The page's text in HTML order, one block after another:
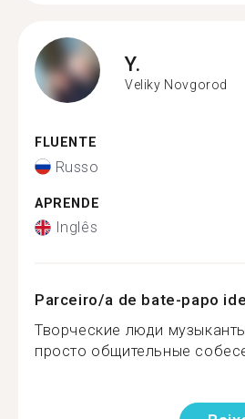
Y.
Veliky Novgorod
FLUENTE
Russo
APRENDE
Inglês
Parceiro/a de bate-papo
Творческие люди
просто общительные